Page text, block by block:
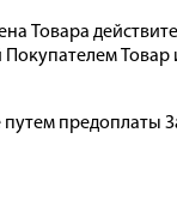
Товара
Покупателем
предоплаты